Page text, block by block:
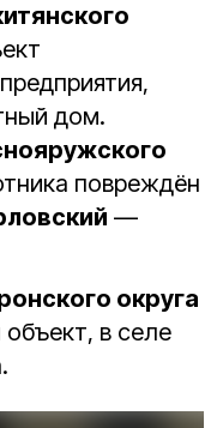
дом.
повреждён
—
округа
в селе